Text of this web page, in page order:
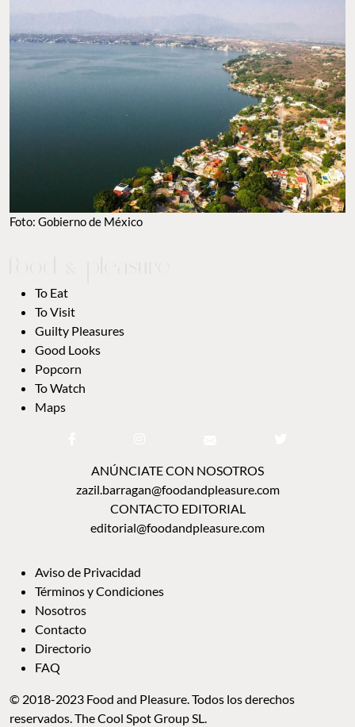
Foto: Gobierno de México
To Eat
To Visit
Guilty Pleasures
Good Looks
Popcorn
To Watch
Maps
ANÚNCIATE CON NOSOTROS
zazil.barragan@foodandpleasure.com
CONTACTO EDITORIAL
editorial@foodandpleasure.com
Aviso de Privacidad
Términos y Condiciones
Nosotros
Contacto
Directorio
FAQ
© 2018-2023 Food and Pleasure. Todos los derechos
reservados. The Cool Spot Group SL.